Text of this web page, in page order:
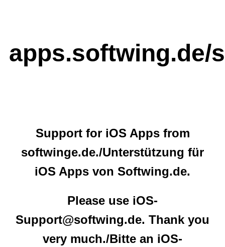
apps.softwing.de/
Support for iOS Apps from
softwinge.de./Unterstützung für
iOS Apps von Softwing.de.
Please use iOS-
Support@softwing.de. Thank you
very much./Bitte an iOS-